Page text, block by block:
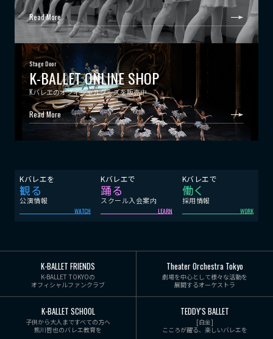
Read More
Stage Door
K-BALLET ONLINE SHOP
Kバレエのオフィシャルグッズを販売中
Read More
Kバレエを
観る
公演情報
WATCH
Kバレエで
踊る
スクール入会案内
LEARN
Kバレエで
働く
採用情報
WORK
K-BALLET FRIENDS
K-BALLET TOKYOの
オフィシャルファンクラブ
Theater Orchestra Tokyo
劇場を中心として様々な活動を
展開するオーケストラ
K-BALLET SCHOOL
子供から大人まですべての方へ
熊川哲也のバレエ教育を
TEDDY'S BALLET
[白金]
こころが躍る、楽しいバレエを